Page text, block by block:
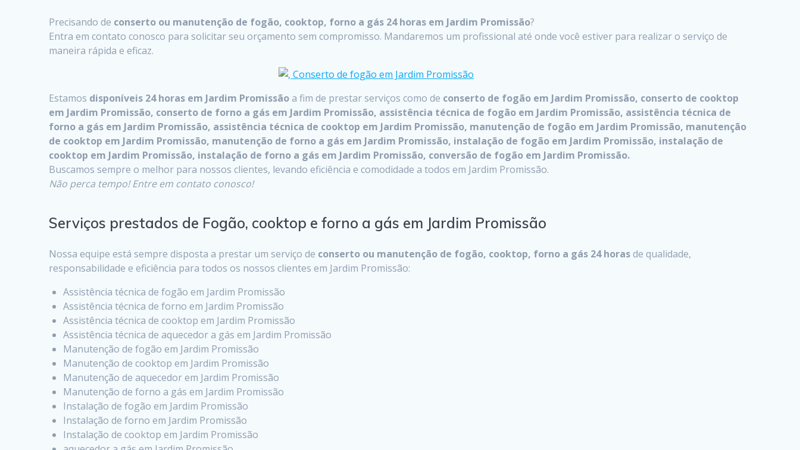
Precisando de conserto ou manutenção de fogão, cooktop, forno a gás 24 horas em Jardim Promissão?
Entra em contato conosco para solicitar seu orçamento sem compromisso. Mandaremos um profissional até onde você estiver para realizar o serviço de
maneira rápida e eficaz.
Estamos disponíveis 24 horas em Jardim Promissãoa fim de prestar serviços como de conserto de fogão em Jardim Promissão, conserto de cooktop
em Jardim Promissão, conserto de forno a gás em Jardim Promissão, assistência técnica de fogão em Jardim Promissão, assistência técnica de
forno a gás em Jardim Promissão, assistência técnica de cooktop em Jardim Promissão, manutenção de fogão em Jardim Promissão, manutenção
de cooktop em Jardim Promissão, manutenção de forno a gás em Jardim Promissão, instalação de fogão em Jardim Promissão, instalação de
cooktop em Jardim Promissão, instalação de forno a gás em Jardim Promissão, conversão de fogão em Jardim Promissão.
Buscamos sempre o melhor para nossos clientes, levando eficiência e comodidade a todos em Jardim Promissão.
Não perca tempo! Entre em contato conosco!
Serviços prestados de Fogão, cooktop e forno a gás em Jardim Promissão
Nossa equipe está sempre disposta a prestar um serviço de conserto ou manutenção de fogão, cooktop, forno a gás 24 horasde qualidade,
responsabilidade e eficiência para todos os nossos clientes em Jardim Promissão:
Assistência técnica de fogão em Jardim Promissão
Assistência técnica de forno em Jardim Promissão
Assistência técnica de cooktop em Jardim Promissão
Assistência técnica de aquecedor a gás em Jardim Promissão
Manutenção de fogão em Jardim Promissão
Manutenção de cooktop em Jardim Promissão
Manutenção de aquecedor em Jardim Promissão
Manutenção de forno a gás em Jardim Promissão
Instalação de fogão em Jardim Promissão
Instalação de forno em Jardim Promissão
Instalação de cooktop em Jardim Promissão